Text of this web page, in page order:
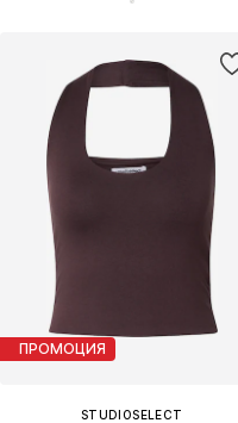
ПРОМОЦИЯ
STUDIOSELECT